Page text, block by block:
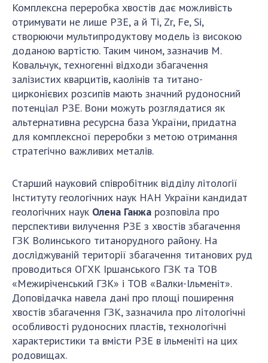
Комплексна переробка хвостів дає можливість
отримувати не лише РЗЕ, а й Ti, Zr, Fe, Si,
створюючи мультипродуктову модель із високою
доданою вартістю. Таким чином, зазначив М.
Ковальчук, техногенні відходи збагачення
залізистих кварцитів, каолінів та титано-
цирконієвих розсипів мають значний рудоносний
потенціал РЗЕ. Вони можуть розглядатися як
альтернативна ресурсна база України, придатна
для комплексної переробки з метою отримання
стратегічно важливих металів.
Старший науковий співробітник відділу літології
Інституту геологічних наук НАН України кандидат
геологічних наук Олена Ганжа розповіла про
перспективи вилучення РЗЕ з хвостів збагачення
ГЗК Волинського титанорудного району. На
досліджуваній території збагачення титанових руд
проводиться ОГХК Іршанського ГЗК та ТОВ
«Межиріченський ГЗК» і ТОВ «Валки-Ільменіт».
Доповідачка навела дані про площі поширення
хвостів збагачення ГЗК, зазначила про літологічні
особливості рудоносних пластів, технологічні
характеристики та вмісти РЗЕ в ільменіті на цих
родовищах.